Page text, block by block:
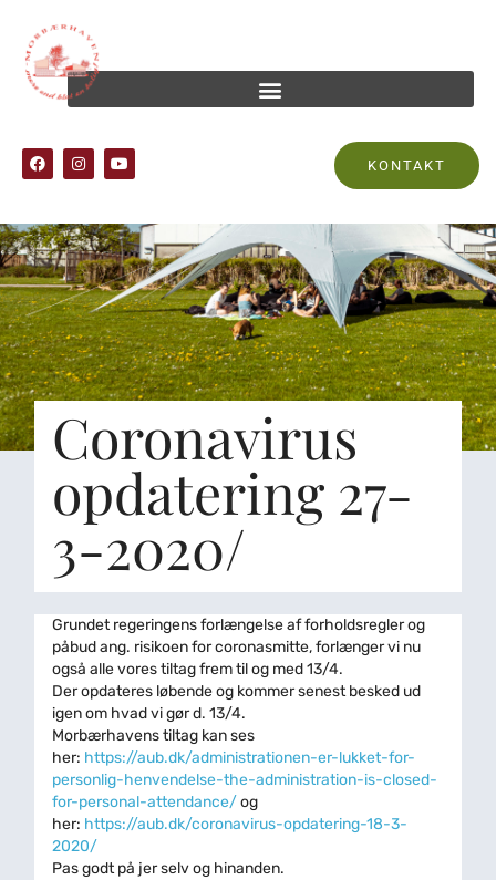
KONTAKT
Coronavirus
opdatering 27-
3-2020/
Grundet regeringens forlængelse af forholdsregler og
påbud ang. risikoen for coronasmitte, forlænger vi nu
også alle vores tiltag frem til og med 13/4.
Der opdateres løbende og kommer senest besked ud
igen om hvad vi gør d. 13/4.
Morbærhavens tiltag kan ses
her: https://aub.dk/administrationen-er-lukket-for-
personlig-henvendelse-the-administration-is-closed-
for-personal-attendance/og
her: https://aub.dk/coronavirus-opdatering-18-3-
2020/
Pas godt på jer selv og hinanden.